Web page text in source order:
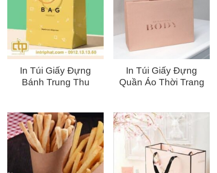
In Túi Giấy Đựng
Bánh Trung Thu
In Túi Giấy Đựng
Quần Áo Thời Trang